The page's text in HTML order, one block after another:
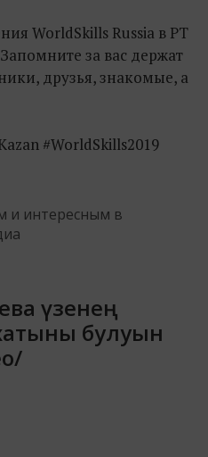
WorldSkills Russia в РТ
за вас держат
друзья, знакомые, а
#WorldSkills2019
и интересным в
үзенең
булуын